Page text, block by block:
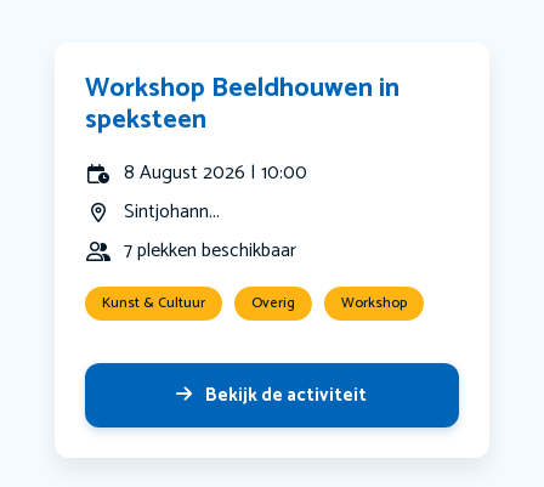
Workshop Beeldhouwen in
speksteen
8 August 2026 | 10:00
Sintjohann...
7 plekken beschikbaar
Kunst & Cultuur Overig Workshop
Bekijk de activiteit